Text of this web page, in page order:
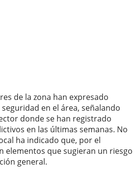
de la zona han expresado
en el área, señalando
donde se han registrado
en las últimas semanas. No
ha indicado que, por el
elementos que sugieran un riesgo
general.